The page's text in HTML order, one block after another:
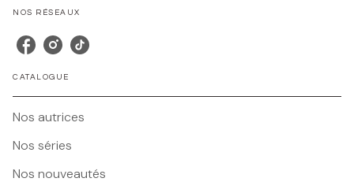
NOS RÉSEAUX
CATALOGUE
Nos autrices
Nos séries
Nos nouveautés